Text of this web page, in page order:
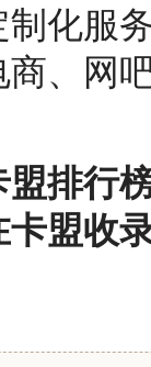
化服
、网
盟排行
盟收